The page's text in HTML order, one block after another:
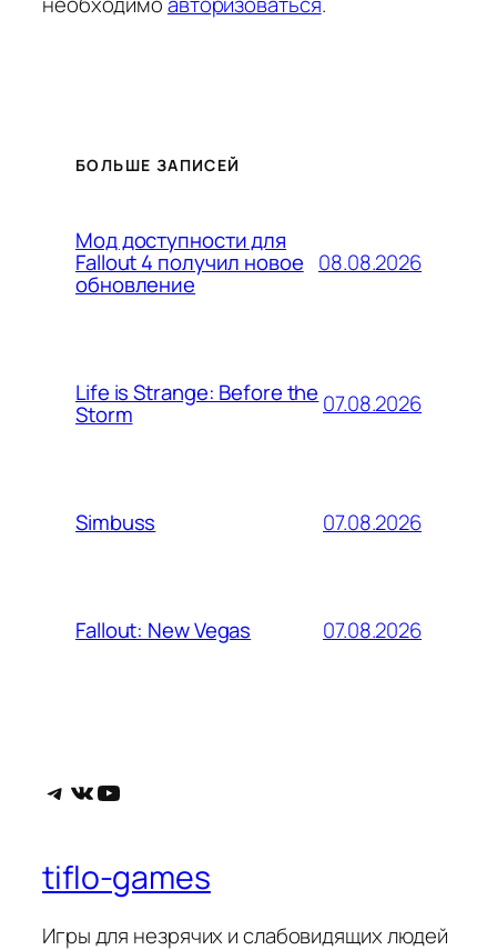
БОЛЬШЕ ЗАПИСЕЙ
Мод доступности для
Fallout 4 получил новое
обновление
08.08.2026
Life is Strange: Before the
Storm 07.08.2026
Simbuss 07.08.2026
Fallout: New Vegas 07.08.2026
Telegram
ВКонтакте
YouTube
tiflo-games
Игры для незрячих и слабовидящих людей